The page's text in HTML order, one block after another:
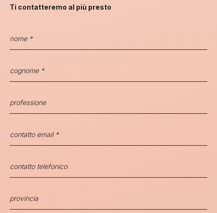
Ti contatteremo al più presto